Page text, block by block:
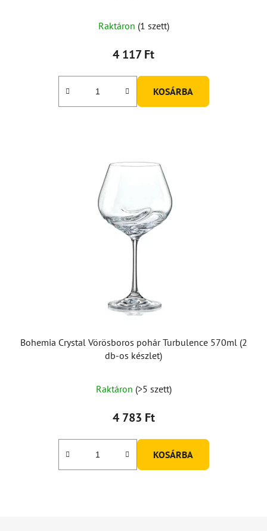
termék
átlagos
5-
Raktáron (1 szett)
4 117 Ft
KOSÁRBA
Bohemia Crystal Vörösboros pohár Turbulence 570ml (2
db-os készlet)
termék
átlagos
5-
Raktáron (>5 szett)
4 783 Ft
KOSÁRBA